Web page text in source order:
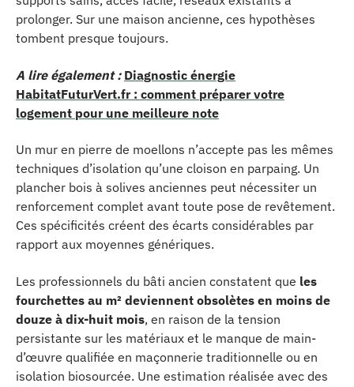
prolonger. Sur une maison ancienne, ces hypothèses
tombent presque toujours.
A lire également : Diagnostic énergie
HabitatFuturVert.fr : comment préparer votre
logement pour une meilleure note
Un mur en pierre de moellons n’accepte pas les mêmes
techniques d’isolation qu’une cloison en parpaing. Un
plancher bois à solives anciennes peut nécessiter un
renforcement complet avant toute pose de revêtement.
Ces spécificités créent des écarts considérables par
rapport aux moyennes génériques.
Les professionnels du bâti ancien constatent que les
fourchettes au m² deviennent obsolètes en moins de
douze à dix-huit mois, en raison de la tension
persistante sur les matériaux et le manque de main-
d’œuvre qualifiée en maçonnerie traditionnelle ou en
isolation biosourcée. Une estimation réalisée avec des